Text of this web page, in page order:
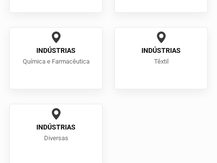
INDÚSTRIAS
Química e Farmacêutica
INDÚSTRIAS
Têxtil
INDÚSTRIAS
Diversas